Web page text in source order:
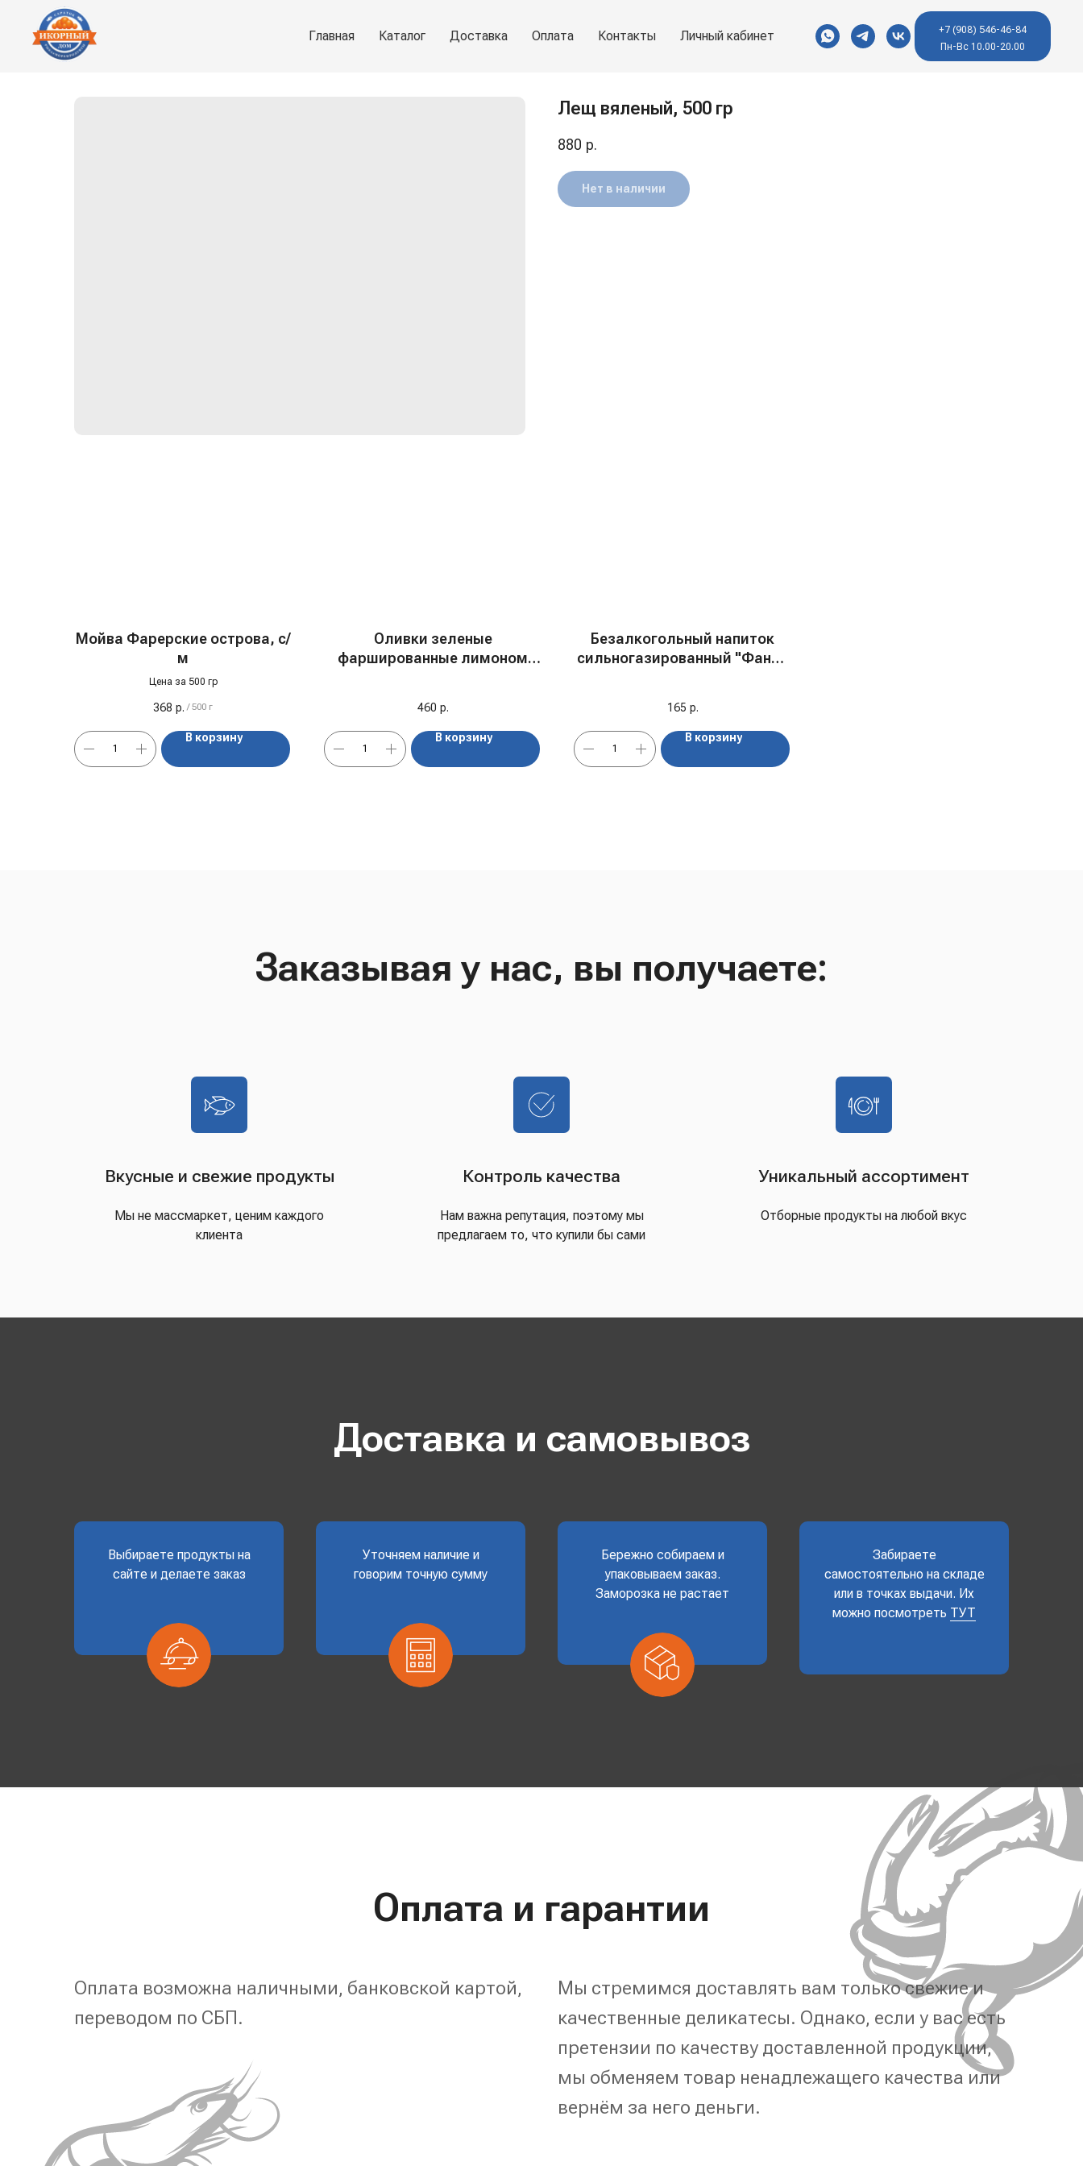
Главная Каталог Доставка Оплата Контакты Личный кабинет
+7 (908) 546-46-84
Пн-Вс 10.00-20.00
Лещ вяленый, 500 гр
880 р.
Нет в наличии
Мойва Фарерские острова, с/
м
Цена за 500 гр
368 р. / 500 г
В корзину
Оливки зеленые
фаршированные лимоном
460 р.
В корзину
Безалкогольный напиток
сильногазированный "Фанта
165 р.
В корзину
Заказывая у нас, вы получаете:
Вкусные и свежие продукты
Мы не массмаркет, ценим каждого
клиента
Контроль качества
Нам важна репутация, поэтому мы
предлагаем то, что купили бы сами
Уникальный ассортимент
Отборные продукты на любой вкус
Доставка и самовывоз
Выбираете продукты на
сайте и делаете заказ
Уточняем наличие и
говорим точную сумму
Бережно собираем и
упаковываем заказ.
Заморозка не растает
Забираете
самостоятельно на складе
или в точках выдачи. Их
можно посмотреть ТУТ
Оплата и гарантии
Оплата возможна наличными, банковской картой,
переводом по СБП.
Мы стремимся доставлять вам только свежие и
качественные деликатесы. Однако, если у вас есть
претензии по качеству доставленной продукции,
мы обменяем товар ненадлежащего качества или
вернём за него деньги.